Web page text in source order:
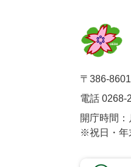
〒386-
電話 0268-
開庁時間
※祝日・年